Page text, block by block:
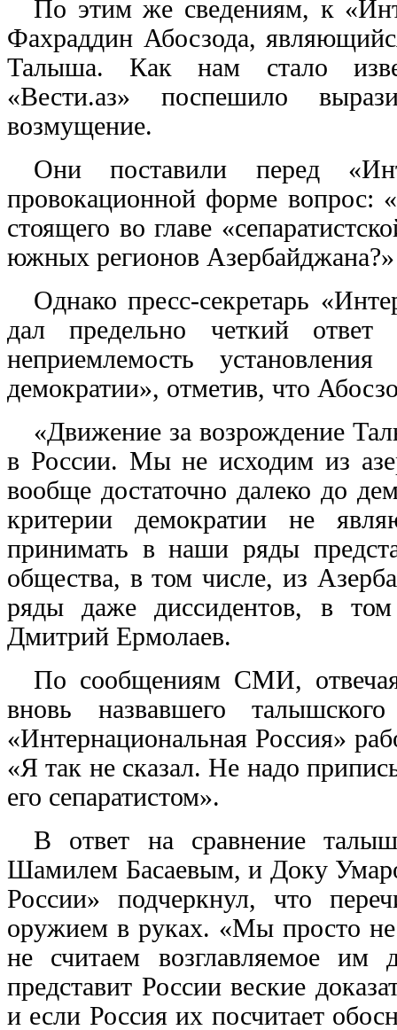
По этим же сведениям, к
Фахраддин Абосзода,
Талыша. Как нам стало
«Вести.аз» поспешило
возмущение.
Они поставили перед
провокационной форме вопрос:
стоящего во главе
южных регионов Азербайджана?»
Однако пресс-секретарь
дал предельно четкий
неприемлемость
демократии», отметив, что
«Движение за возрождение
в России. Мы не исходим из
вообще достаточно далеко до
критерии демократии не
принимать в наши ряды
общества, в том числе, из
ряды даже диссидентов, в
Дмитрий Ермолаев.
По сообщениям СМИ, отвечая
вновь назвавшего
«Интернациональная Россия»
«Я так не сказал. Не надо
его сепаратистом».
В ответ на сравнение
Шамилем Басаевым, и Доку
России» подчеркнул, что
оружием в руках. «Мы просто
не считаем возглавляемое им
представит России веские
и если Россия их посчитает